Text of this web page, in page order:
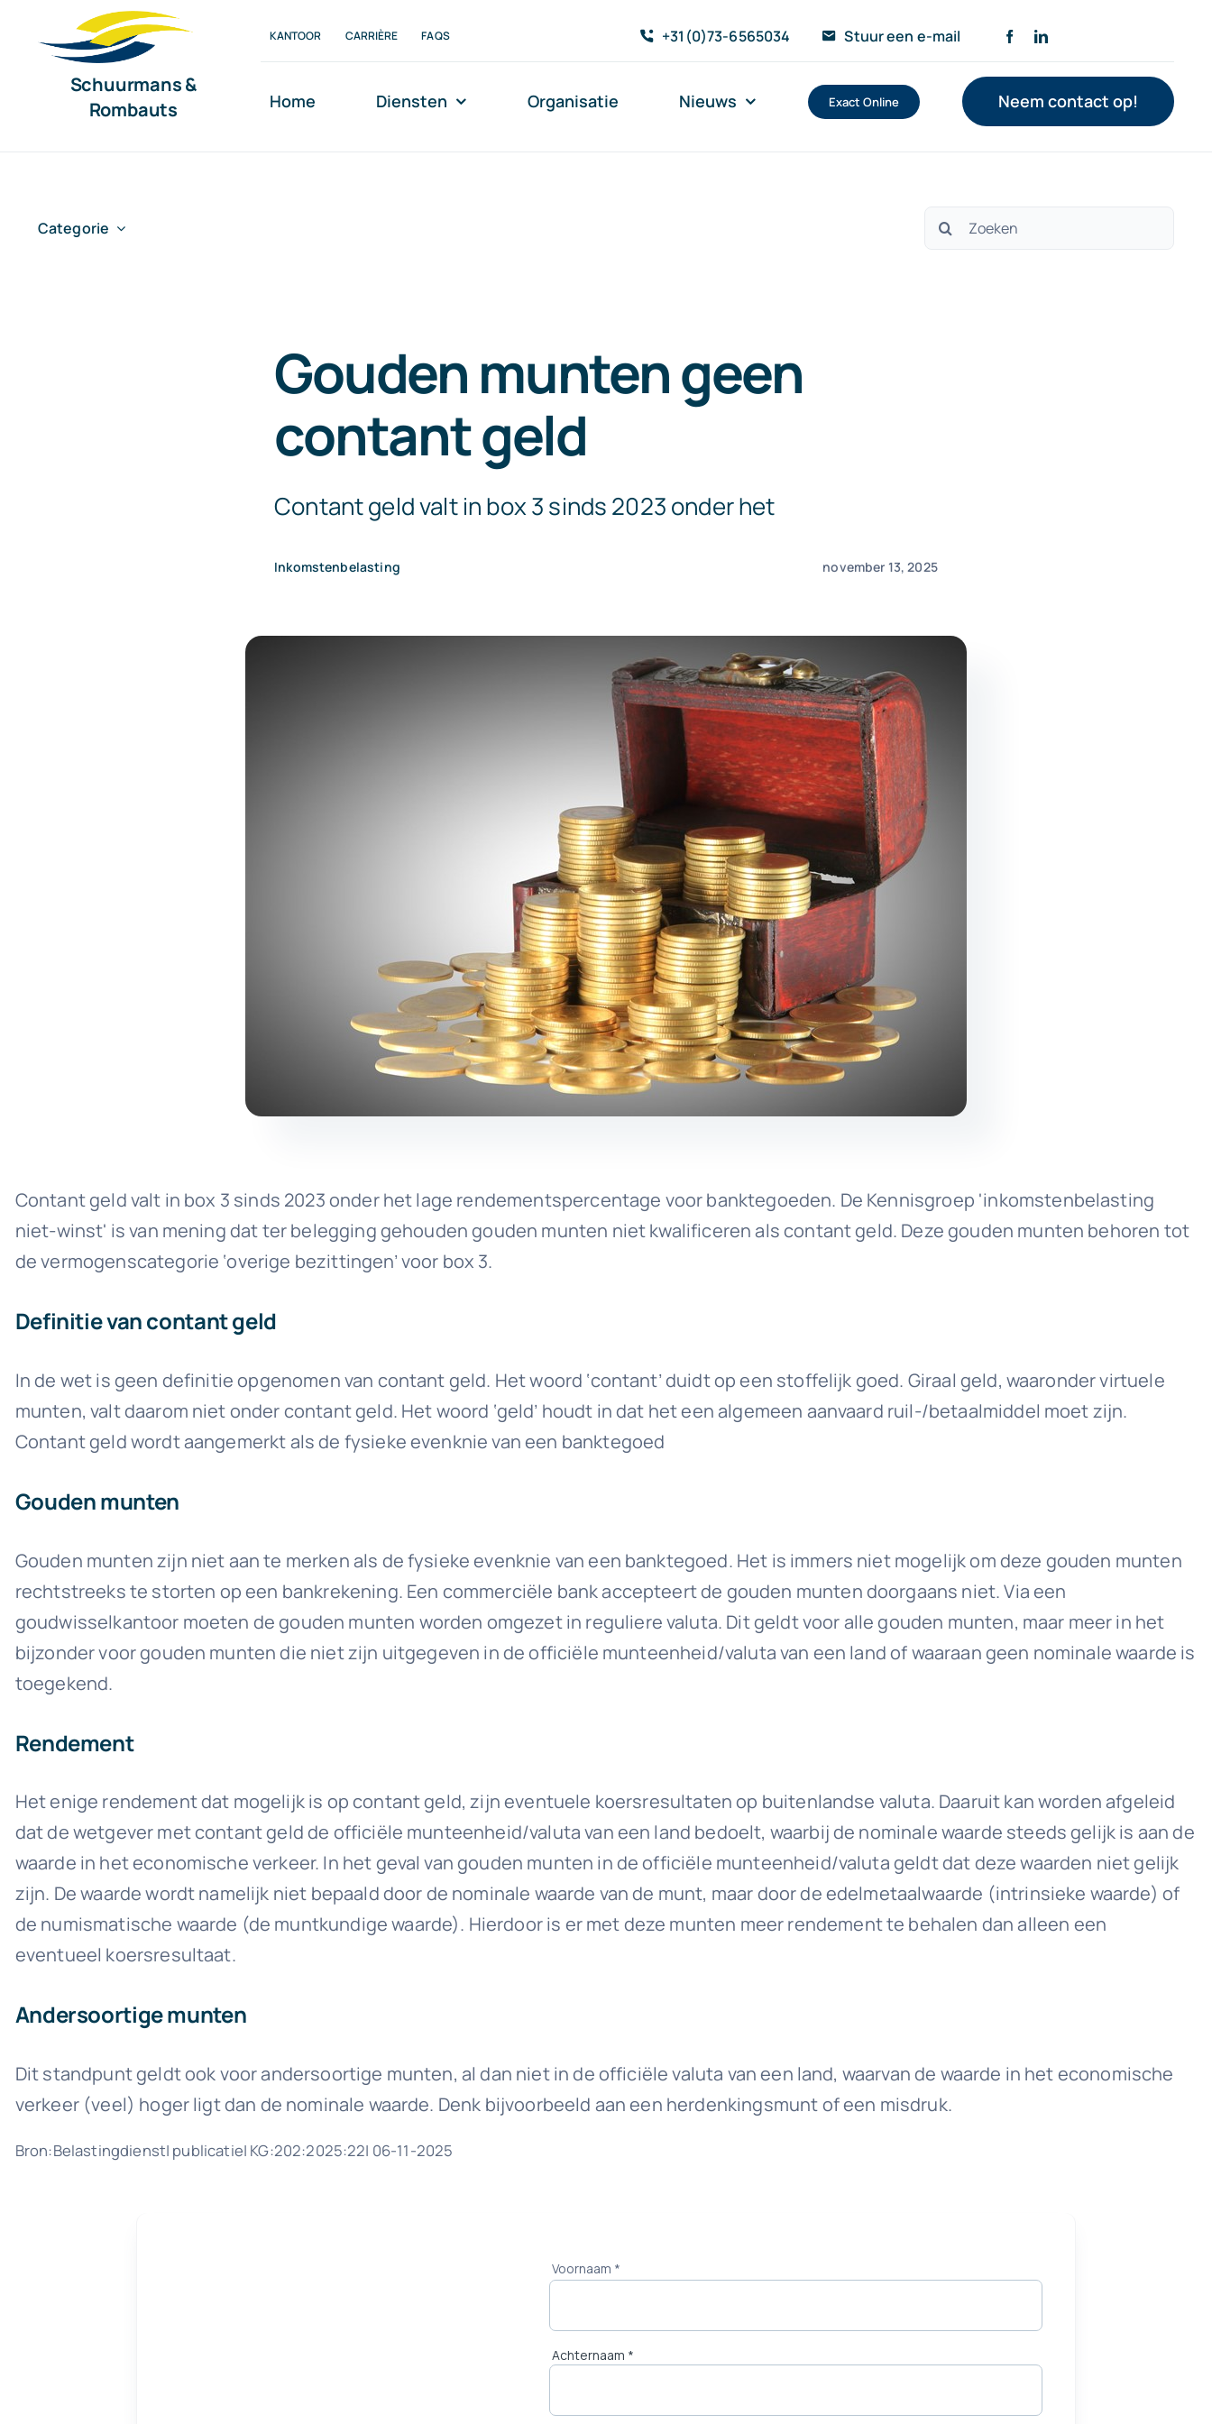
Schuurmans &
Rombauts
KANTOOR CARRIÈRE FAQS +31(0)73-6565034 Stuur een e-mail
Home Diensten Organisatie Nieuws Exact Online Neem contact op!
Categorie
Zoeken
Gouden munten geen
contant geld
Contant geld valt in box 3 sinds 2023 onder het
Inkomstenbelasting november 13, 2025
Contant geld valt in box 3 sinds 2023 onder het lage rendementspercentage voor banktegoeden. De Kennisgroep 'inkomstenbelasting
niet-winst' is van mening dat ter belegging gehouden gouden munten niet kwalificeren als contant geld. Deze gouden munten behoren tot
de vermogenscategorie ‘overige bezittingen’ voor box 3.
Definitie van contant geld
In de wet is geen definitie opgenomen van contant geld. Het woord ‘contant’ duidt op een stoffelijk goed. Giraal geld, waaronder virtuele
munten, valt daarom niet onder contant geld. Het woord ‘geld’ houdt in dat het een algemeen aanvaard ruil-/betaalmiddel moet zijn.
Contant geld wordt aangemerkt als de fysieke evenknie van een banktegoed
Gouden munten
Gouden munten zijn niet aan te merken als de fysieke evenknie van een banktegoed. Het is immers niet mogelijk om deze gouden munten
rechtstreeks te storten op een bankrekening. Een commerciële bank accepteert de gouden munten doorgaans niet. Via een
goudwisselkantoor moeten de gouden munten worden omgezet in reguliere valuta. Dit geldt voor alle gouden munten, maar meer in het
bijzonder voor gouden munten die niet zijn uitgegeven in de officiële munteenheid/valuta van een land of waaraan geen nominale waarde is
toegekend.
Rendement
Het enige rendement dat mogelijk is op contant geld, zijn eventuele koersresultaten op buitenlandse valuta. Daaruit kan worden afgeleid
dat de wetgever met contant geld de officiële munteenheid/valuta van een land bedoelt, waarbij de nominale waarde steeds gelijk is aan de
waarde in het economische verkeer. In het geval van gouden munten in de officiële munteenheid/valuta geldt dat deze waarden niet gelijk
zijn. De waarde wordt namelijk niet bepaald door de nominale waarde van de munt, maar door de edelmetaalwaarde (intrinsieke waarde) of
de numismatische waarde (de muntkundige waarde). Hierdoor is er met deze munten meer rendement te behalen dan alleen een
eventueel koersresultaat.
Andersoortige munten
Dit standpunt geldt ook voor andersoortige munten, al dan niet in de officiële valuta van een land, waarvan de waarde in het economische
verkeer (veel) hoger ligt dan de nominale waarde. Denk bijvoorbeeld aan een herdenkingsmunt of een misdruk.
Bron:Belastingdienst| publicatie| KG:202:2025:22| 06-11-2025